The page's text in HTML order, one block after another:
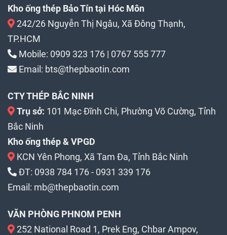
Kho ống thép Bảo Tín tại Hóc Môn
242/26 Nguyễn Thị Ngâu, Xã Đông Thạnh,
TP.HCM
Mobile: 0909 323 176 | 0767 555 777
Email: bts@thepbaotin.com
CTY THÉP BẮC NINH
Trụ sở: 101 Mạc Đĩnh Chi, Phường Võ Cường, Tỉnh
Bắc Ninh
Kho ống thép & VPGD
KCN Yên Phong, Xã Tam Đa, Tỉnh Bắc Ninh
ĐT: 0938 784 176- 0931 339 176
Email: mb@thepbaotin.com
VĂN PHÒNG PHNOM PENH
252 National Road 1, Prek Eng, Chbar Ampov,